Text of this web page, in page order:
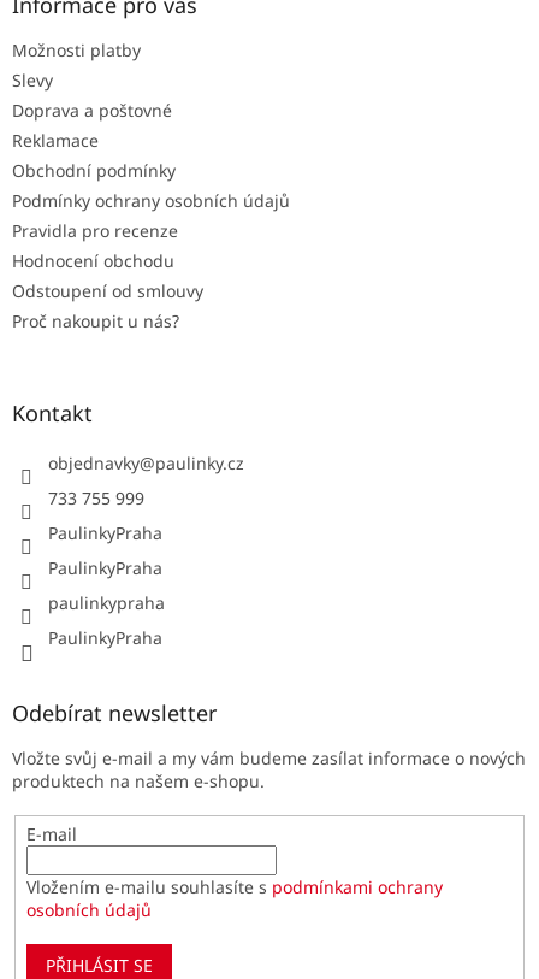
Možnosti platby
Slevy
Doprava a poštovné
Reklamace
Obchodní podmínky
Podmínky ochrany osobních údajů
Pravidla pro recenze
Hodnocení obchodu
Odstoupení od smlouvy
Proč nakoupit u nás?
Kontakt
objednavky@paulinky.cz
733 755 999
PaulinkyPraha
PaulinkyPraha
paulinkypraha
PaulinkyPraha
Odebírat newsletter
Vložte svůj e-mail a my vám budeme zasílat informace o nových
produktech na našem e-shopu.
E-mail
Vložením e-mailu souhlasíte s podmínkami ochrany
osobních údajů
PŘIHLÁSIT SE